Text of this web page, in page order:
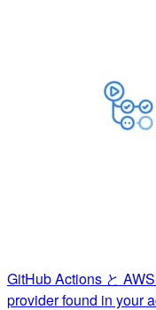
GitHub Actions と
provider found in your